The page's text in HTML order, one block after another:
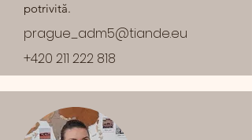
potrivită.
prague_adm5@tiande.eu
+420 211 222 818